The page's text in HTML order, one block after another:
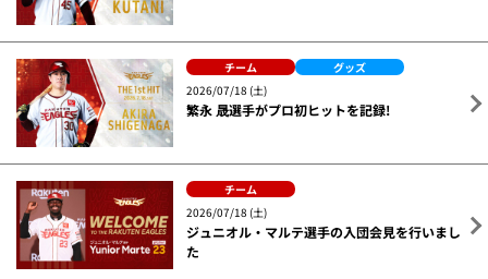
チーム
グッズ
2026/07/18 (土)
繁永 晟選手がプロ初ヒットを記録!
チーム
2026/07/18 (土)
ジュニオル・マルテ選手の入団会見を行いまし
た